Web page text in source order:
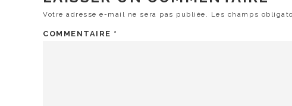
Votre adresse e-mail ne sera pas publiée. Les champs
COMMENTAIRE *